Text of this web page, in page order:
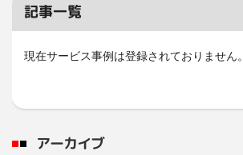
記事一覧
現在サービス事例は登録されておりません。
アーカイブ